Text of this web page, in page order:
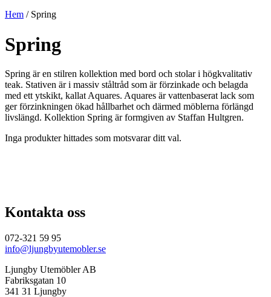
Hem / Spring
Spring
Spring är en stilren kollektion med bord och stolar i högkvalitativ
teak. Stativen är i massiv ståltråd som är förzinkade och belagda
med ett ytskikt, kallat Aquares. Aquares är vattenbaserat lack som
ger förzinkningen ökad hållbarhet och därmed möblerna förlängd
livslängd. Kollektion Spring är formgiven av Staffan Hultgren.
Inga produkter hittades som motsvarar ditt val.
Kontakta oss
072-321 59 95
info@ljungbyutemobler.se
Ljungby Utemöbler AB
Fabriksgatan 10
341 31 Ljungby